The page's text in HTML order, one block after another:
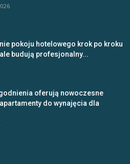
pokoju hotelowego krok po kroku
budują profesjonalny...
oferują nowoczesne
do wynajęcia dla